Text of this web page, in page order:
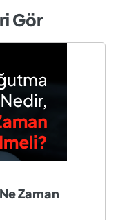
Gör
Zaman